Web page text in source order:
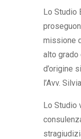
Lo Studio
missione
alto
d’origine
l’Avv.
Lo Studio